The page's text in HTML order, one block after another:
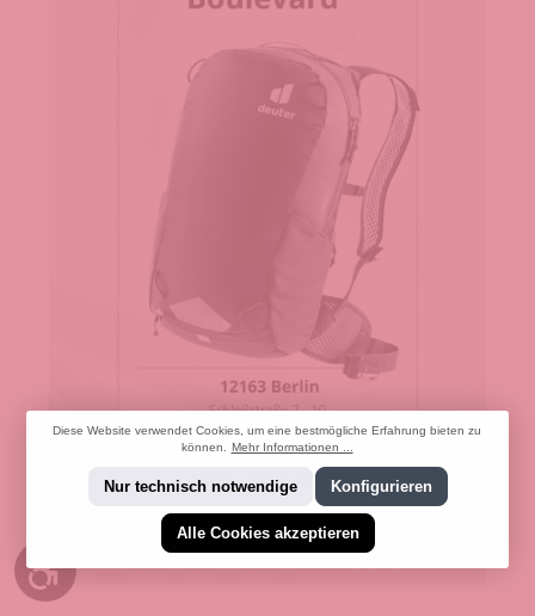
Diese Website verwendet Cookies, um eine bestmögliche Erfahrung bieten zu
können. Mehr Informationen ...
Nur technisch notwendige Konfigurieren
Alle Cookies akzeptieren